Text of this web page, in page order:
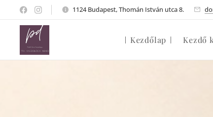
1124 Budapest, Thomán István utca 8.
Kezdőlap Kezdő